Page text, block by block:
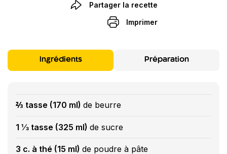
Partager la recette
Imprimer
Ingrédients Préparation
⅔ tasse (170 ml) de beurre
1 ⅓ tasse (325 ml) de sucre
3 c. à thé (15 ml) de poudre à pâte